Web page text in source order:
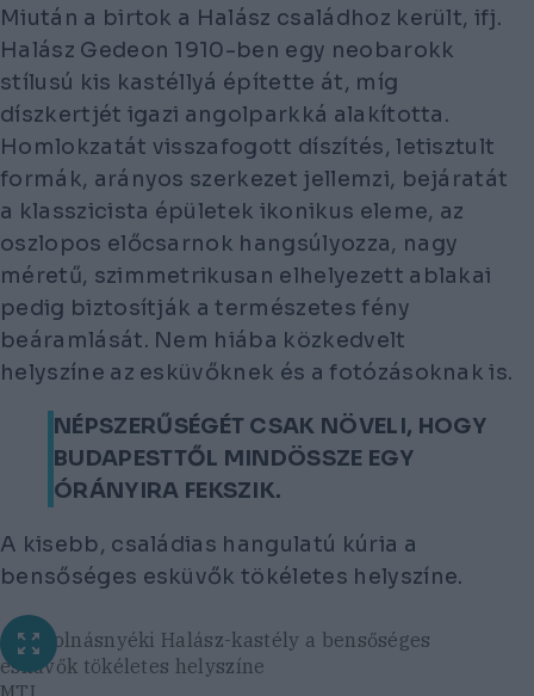
Miután a birtok a Halász családhoz került, ifj.
Halász Gedeon 1910-ben egy neobarokk
stílusú kis kastéllyá építette át, míg
díszkertjét igazi angolparkká alakította.
Homlokzatát visszafogott díszítés, letisztult
formák, arányos szerkezet jellemzi, bejáratát
a klasszicista épületek ikonikus eleme, az
oszlopos előcsarnok hangsúlyozza, nagy
méretű, szimmetrikusan elhelyezett ablakai
pedig biztosítják a természetes fény
beáramlását. Nem hiába közkedvelt
helyszíne az esküvőknek és a fotózásoknak is.
NÉPSZERŰSÉGÉT CSAK NÖVELI, HOGY
BUDAPESTTŐL MINDÖSSZE EGY
ÓRÁNYIRA FEKSZIK.
A kisebb, családias hangulatú kúria a
bensőséges esküvők tökéletes helyszíne.
A kápolnásnyéki Halász-kastély a bensőséges
esküvők tökéletes helyszíne